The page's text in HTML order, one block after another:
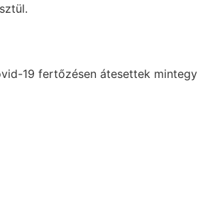
19 fertőzésen átesettek mintegy